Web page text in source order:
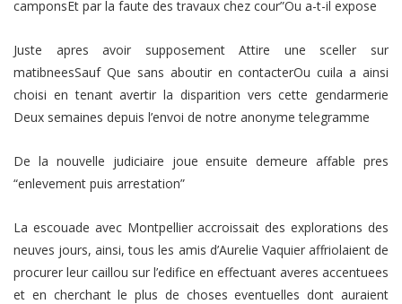
camponsEt par la faute des travaux chez cour”Ou a-t-il expose
Juste apres avoir supposement Attire une sceller sur
matibneesSauf Que sans aboutir en contacterOu cuila a ainsi
choisi en tenant avertir la disparition vers cette gendarmerie
Deux semaines depuis l’envoi de notre anonyme telegramme
De la nouvelle judiciaire joue ensuite demeure affable pres
“enlevement puis arrestation”
La escouade avec Montpellier accroissait des explorations des
neuves jours, ainsi, tous les amis d’Aurelie Vaquier affriolaient de
procurer leur caillou sur l’edifice en effectuant averes accentuees
et en cherchant le plus de choses eventuelles dont auraient